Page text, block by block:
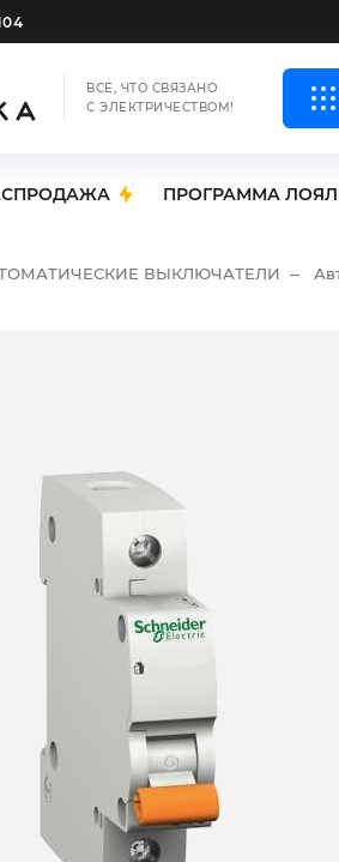
ВСЕ, ЧТО СВЯЗАНО
С ЭЛЕКТРИЧЕСТВОМ!
ПРОГРАММА
ВЫКЛЮЧАТЕЛИ